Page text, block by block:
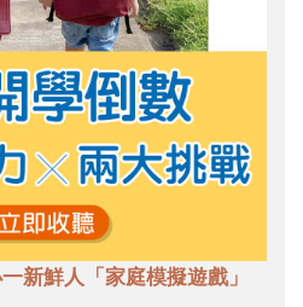
新鮮人「家庭模擬遊戲」